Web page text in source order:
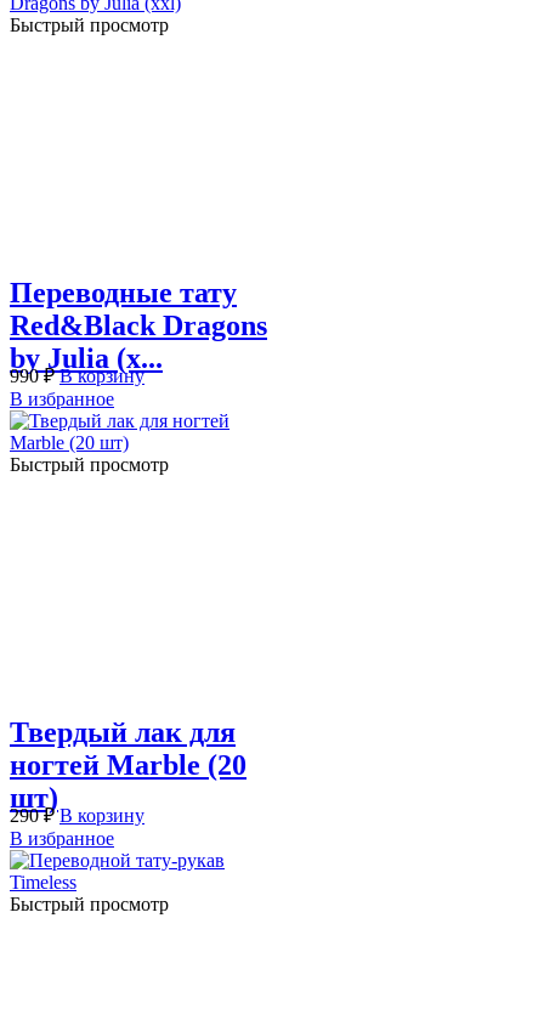
Быстрый просмотр
Переводные тату
Red&Black Dragons
by Julia (x...
990₽ В корзину
В избранное
Быстрый просмотр
Твердый лак для
ногтей Marble (20
шт)
290₽ В корзину
В избранное
Быстрый просмотр